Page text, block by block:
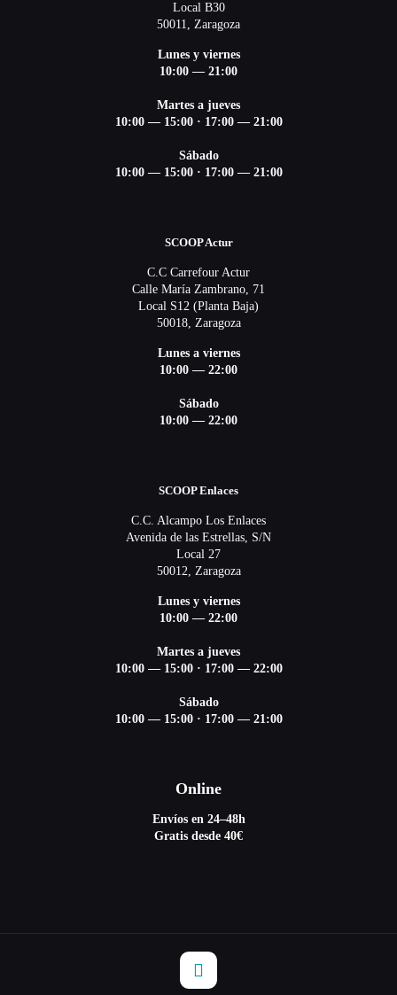
Local B30
50011, Zaragoza
Lunes y viernes
10:00 — 21:00
Martes a jueves
10:00 — 15:00 · 17:00 — 21:00
Sábado
10:00 — 15:00 · 17:00 — 21:00
SCOOP Actur
C.C Carrefour Actur
Calle María Zambrano, 71
Local S12 (Planta Baja)
50018, Zaragoza
Lunes a viernes
10:00 — 22:00
Sábado
10:00 — 22:00
SCOOP Enlaces
C.C. Alcampo Los Enlaces
Avenida de las Estrellas, S/N
Local 27
50012, Zaragoza
Lunes y viernes
10:00 — 22:00
Martes a jueves
10:00 — 15:00· 17:00 — 22:00
Sábado
10:00 — 15:00· 17:00 — 21:00
Online
Envíos en 24–48h
Gratis desde 40€